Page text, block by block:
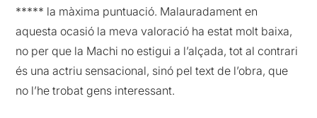
***** la màxima puntuació. Malauradament en
aquesta ocasió la meva valoració ha estat molt baixa,
no per que la Machi no estigui a l’alçada, tot al contrari
és una actriu sensacional, sinó pel text de l’obra, que
no l’he trobat gens interessant.